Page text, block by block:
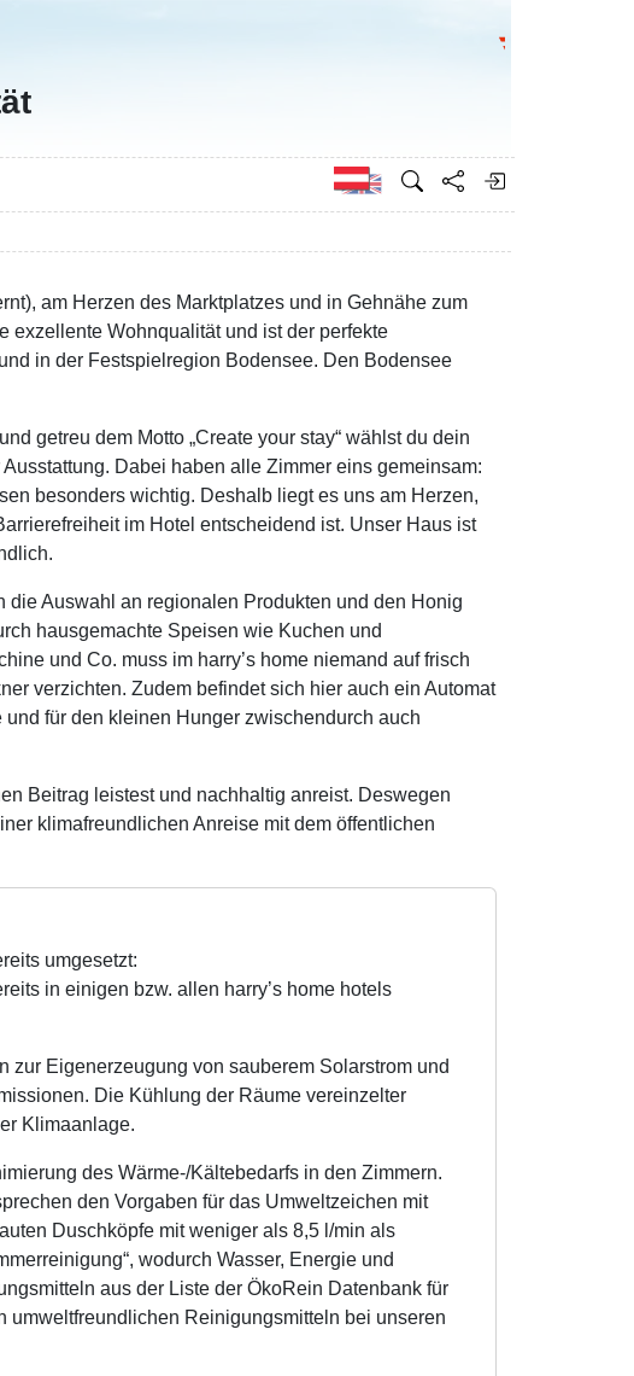
Englisch
am Herzen des Marktplatzes und in Gehnähe zum
exzellente Wohnqualität und ist der perfekte
in der Festspielregion Bodensee. Den Bodensee
getreu dem Motto „Create your stay“ wählst du dein
Dabei haben alle Zimmer eins gemeinsam:
besonders wichtig. Deshalb liegt es uns am Herzen,
im Hotel entscheidend ist. Unser Haus ist
Auswahl an regionalen Produkten und den Honig
hausgemachte Speisen wie Kuchen und
und Co. muss im harry’s home niemand auf frisch
verzichten. Zudem befindet sich hier auch ein Automat
für den kleinen Hunger zwischendurch auch
Beitrag leistest und nachhaltig anreist. Deswegen
klimafreundlichen Anreise mit dem öffentlichen
umgesetzt:
in einigen bzw. allen harry’s home hotels
zur Eigenerzeugung von sauberem Solarstrom und
Die Kühlung der Räume vereinzelter
Klimaanlage.
des Wärme-/Kältebedarfs in den Zimmern.
den Vorgaben für das Umweltzeichen mit
Duschköpfe mit weniger als 8,5 l/min als
wodurch Wasser, Energie und
aus der Liste der ÖkoRein Datenbank für
Reinigungsmitteln bei unseren